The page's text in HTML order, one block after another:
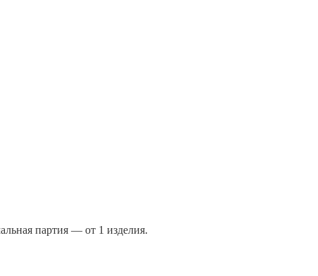
партия — от 1 изделия.